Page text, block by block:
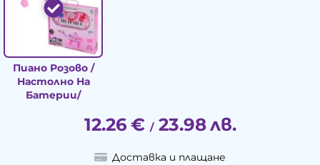
Пиано Розово /
Настолно На
Батерии/
12.26 € / 23.98лв.
Доставка и плащане